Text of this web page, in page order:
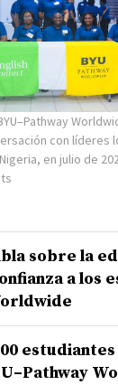
con líderes
en julio de
sobre la
a los